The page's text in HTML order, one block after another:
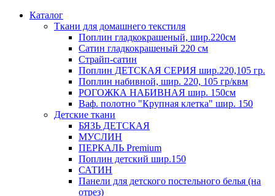
Каталог
Ткани для домашнего текстиля
Поплин гладкокрашеный, шир.220см
Сатин гладкокрашеный 220 см
Страйп-сатин
Поплин ДЕТСКАЯ СЕРИЯ шир.220,105 гр.
Поплин набивной, шир. 220, 105 гр/квм
РОГОЖКА НАБИВНАЯ шир. 150см
Ваф. полотно "Крупная клетка" шир. 150
Детские ткани
БЯЗЬ ДЕТСКАЯ
МУСЛИН
ПЕРКАЛЬ Premium
Поплин детский шир.150
САТИН
Панели для детского постельного белья (на
отрез)